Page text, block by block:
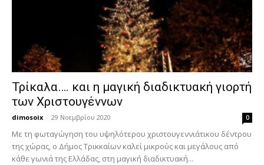
Τρίκαλα…. και η μαγική διαδικτυακή γιορτή
των Χριστουγέννων
dimosoix - 29 Νοεμβρίου 2020 0
Με τη φωταγώγηση του υψηλότερου χριστουγεννιάτικου δέντρου
της χώρας, ο Δήμος Τρικκαίων καλεί μικρούς και μεγάλους από
κάθε γωνιά της Ελλάδας, στη μαγική διαδικτυακή...